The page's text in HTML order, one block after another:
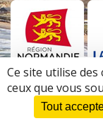
Ce site utilise
ceux que vous
Tout